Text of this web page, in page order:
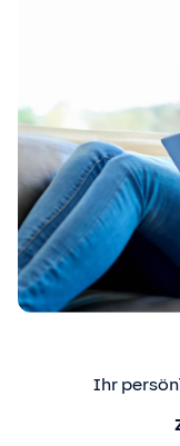
Ihr